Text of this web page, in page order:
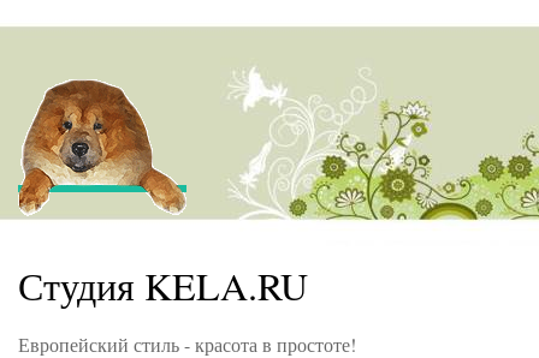
Студия KELA.RU
Европейский стиль - красота в простоте!